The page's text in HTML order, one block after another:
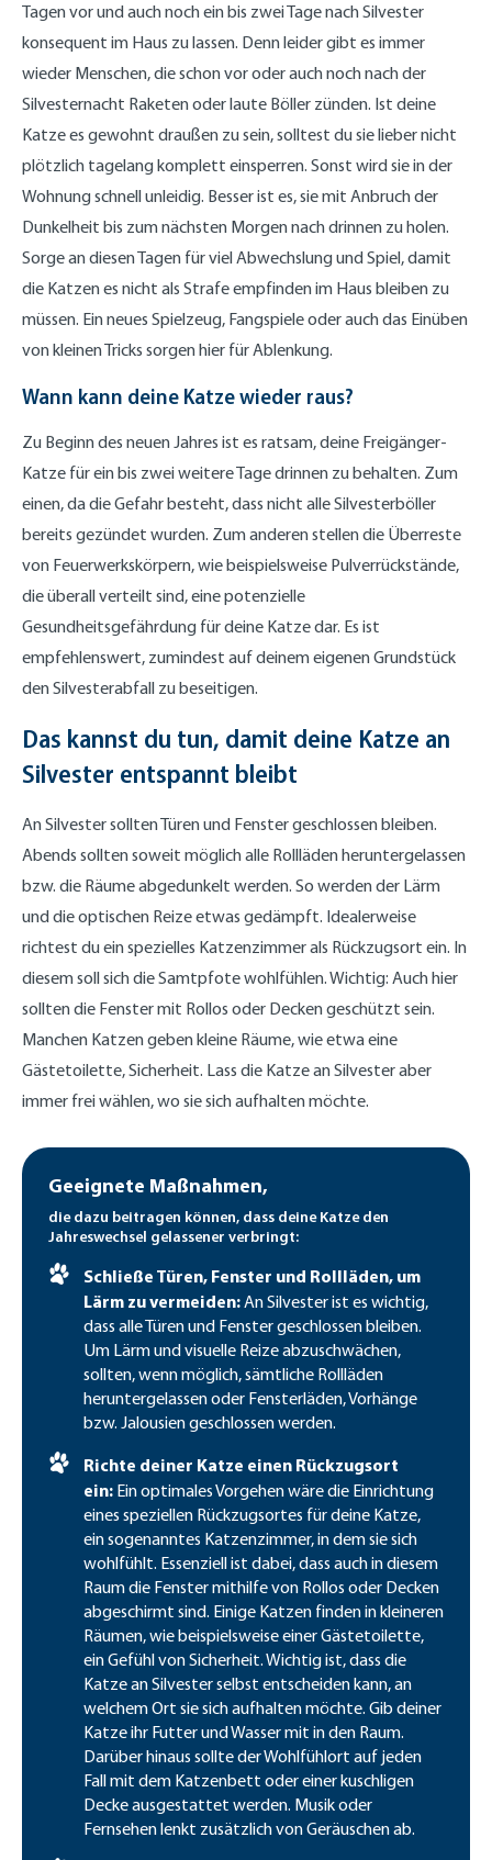
Tagen vor und auch noch ein bis zwei Tage nach Silvester
konsequent im Haus zu lassen. Denn leider gibt es immer
wieder Menschen, die schon vor oder auch noch nach der
Silvesternacht Raketen oder laute Böller zünden. Ist deine
Katze es gewohnt draußen zu sein, solltest du sie lieber nicht
plötzlich tagelang komplett einsperren. Sonst wird sie in der
Wohnung schnell unleidig. Besser ist es, sie mit Anbruch der
Dunkelheit bis zum nächsten Morgen nach drinnen zu holen.
Sorge an diesen Tagen für viel Abwechslung und Spiel, damit
die Katzen es nicht als Strafe empfinden im Haus bleiben zu
müssen. Ein neues Spielzeug, Fangspiele oder auch das Einüben
von kleinen Tricks sorgen hier für Ablenkung.
Wann kann deine Katze wieder raus?
Zu Beginn des neuen Jahres ist es ratsam, deine Freigänger-
Katze für ein bis zwei weitere Tage drinnen zu behalten. Zum
einen, da die Gefahr besteht, dass nicht alle Silvesterböller
bereits gezündet wurden. Zum anderen stellen die Überreste
von Feuerwerkskörpern, wie beispielsweise Pulverrückstände,
die überall verteilt sind, eine potenzielle
Gesundheitsgefährdung für deine Katze dar. Es ist
empfehlenswert, zumindest auf deinem eigenen Grundstück
den Silvesterabfall zu beseitigen.
Das kannst du tun, damit deine Katze an
Silvester entspannt bleibt
An Silvester sollten Türen und Fenster geschlossen bleiben.
Abends sollten soweit möglich alle Rollläden heruntergelassen
bzw. die Räume abgedunkelt werden. So werden der Lärm
und die optischen Reize etwas gedämpft. Idealerweise
richtest du ein spezielles Katzenzimmer als Rückzugsort ein. In
diesem soll sich die Samtpfote wohlfühlen. Wichtig: Auch hier
sollten die Fenster mit Rollos oder Decken geschützt sein.
Manchen Katzen geben kleine Räume, wie etwa eine
Gästetoilette, Sicherheit. Lass die Katze an Silvester aber
immer frei wählen, wo sie sich aufhalten möchte.
Geeignete Maßnahmen,
die dazu beitragen können, dass deine Katze den
Jahreswechsel gelassener verbringt:
Schließe Türen, Fenster und Rollläden, um
Lärm zu vermeiden:An Silvester ist es wichtig,
dass alle Türen und Fenster geschlossen bleiben.
Um Lärm und visuelle Reize abzuschwächen,
sollten, wenn möglich, sämtliche Rollläden
heruntergelassen oder Fensterläden, Vorhänge
bzw. Jalousien geschlossen werden.
Richte deiner Katze einen Rückzugsort
ein: Ein optimales Vorgehen wäre die Einrichtung
eines speziellen Rückzugsortes für deine Katze,
ein sogenanntes Katzenzimmer, in dem sie sich
wohlfühlt. Essenziell ist dabei, dass auch in diesem
Raum die Fenster mithilfe von Rollos oder Decken
abgeschirmt sind. Einige Katzen finden in kleineren
Räumen, wie beispielsweise einer Gästetoilette,
ein Gefühl von Sicherheit. Wichtig ist, dass die
Katze an Silvester selbst entscheiden kann, an
welchem Ort sie sich aufhalten möchte. Gib deiner
Katze ihr Futter und Wasser mit in den Raum.
Darüber hinaus sollte der Wohlfühlort auf jeden
Fall mit dem Katzenbett oder einer kuschligen
Decke ausgestattet werden. Musik oder
Fernsehen lenkt zusätzlich von Geräuschen ab.